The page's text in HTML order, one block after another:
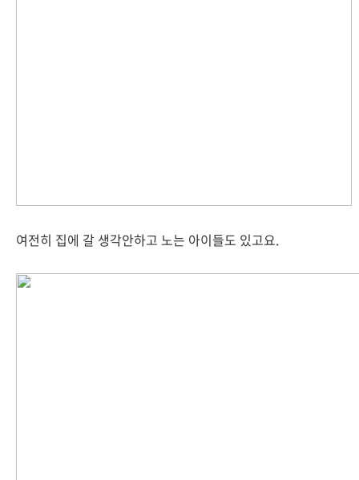
여전히 집에 갈 생각안하고 노는 아이들도 있고요.